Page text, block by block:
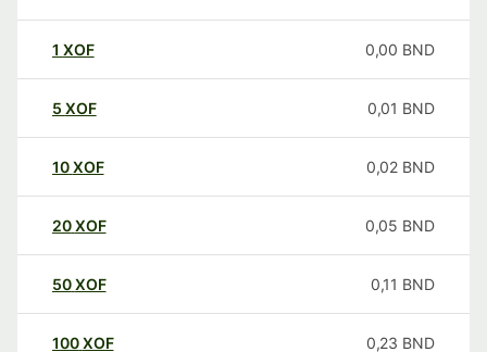
1 XOF 0,00 BND
5 XOF 0,01 BND
10XOF 0,02 BND
20XOF 0,05 BND
50XOF 0,11 BND
100XOF 0,23 BND